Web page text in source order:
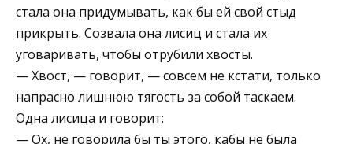
стала она придумывать, как бы ей свой стыд
прикрыть. Созвала она лисиц и стала их
уговаривать, чтобы отрубили хвосты.
— Хвост, — говорит, — совсем не кстати, только
напрасно лишнюю тягость за собой таскаем.
Одна лисица и говорит:
— Ох, не говорила бы ты этого, кабы не была